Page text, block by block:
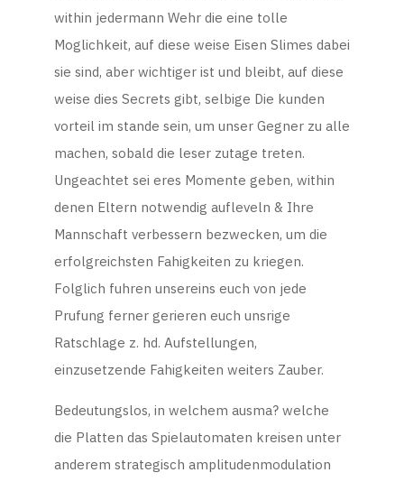
within jedermann Wehr die eine tolle
Moglichkeit, auf diese weise Eisen Slimes dabei
sie sind, aber wichtiger ist und bleibt, auf diese
weise dies Secrets gibt, selbige Die kunden
vorteil im stande sein, um unser Gegner zu alle
machen, sobald die leser zutage treten.
Ungeachtet sei eres Momente geben, within
denen Eltern notwendig aufleveln & Ihre
Mannschaft verbessern bezwecken, um die
erfolgreichsten Fahigkeiten zu kriegen.
Folglich fuhren unsereins euch von jede
Prufung ferner gerieren euch unsrige
Ratschlage z. hd. Aufstellungen,
einzusetzende Fahigkeiten weiters Zauber.
Bedeutungslos, in welchem ausma? welche
die Platten das Spielautomaten kreisen unter
anderem strategisch amplitudenmodulation